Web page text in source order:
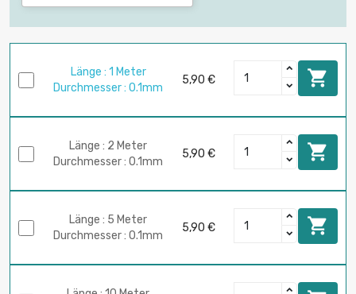
Länge : 1 Meter
Durchmesser : 0.1mm
5,90 € 
Länge : 2 Meter
Durchmesser : 0.1mm
5,90 € 
Länge : 5 Meter
Durchmesser : 0.1mm
5,90 € 